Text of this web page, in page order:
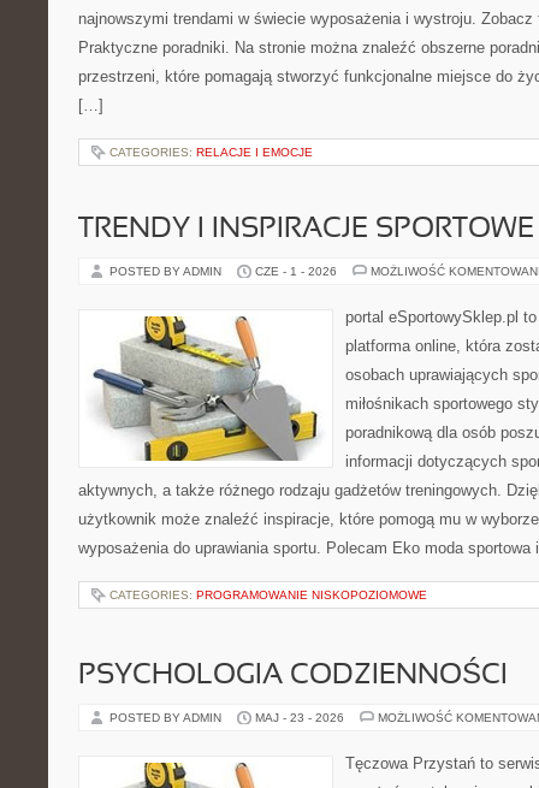
najnowszymi trendami w świecie wyposażenia i wystroju. Zobacz
Praktyczne poradniki. Na stronie można znaleźć obszerne
przestrzeni, które pomagają stworzyć funkcjonalne miejsce do
[…]
CATEGORIES: RELACJE I EMOCJE
TRENDY I INSPIRACJE SPORTOWE
POSTED BY ADMIN CZE - 1 - 2026 MOŻLIWOŚĆ
portal eSportowySklep.pl
platforma online, która
osobach uprawiających
miłośnikach sportowego
poradnikową dla osób
informacji dotyczących
aktywnych, a także różnego rodzaju gadżetów treningowych.
użytkownik może znaleźć inspiracje, które pomogą mu w
wyposażenia do uprawiania sportu. Polecam Eko moda
CATEGORIES: PROGRAMOWANIE NISKOPOZIOMOWE
PSYCHOLOGIA CODZIENNOŚCI
POSTED BY ADMIN MAJ - 23 - 2026 MOŻLIWOŚĆ
Tęczowa Przystań to